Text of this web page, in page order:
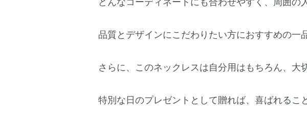
どんなコーディネートにも合わせやすく、周囲の
品質とデザインにこだわりたい方におすすめの一
さらに、このネックレスは自分用はもちろん、大
特別な日のプレゼントとして贈れば、喜ばれるこ